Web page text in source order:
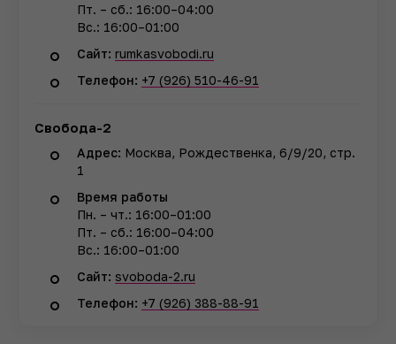
Пт. – сб.: 16:00–04:00
Вс.: 16:00–01:00
Сайт: rumkasvobodi.ru
Телефон: +7 (926) 510-46-91
Свобода-2
Адрес: Москва, Рождественка, 6/9/20, стр.
1
Время работы
Пн. – чт.: 16:00–01:00
Пт. – сб.: 16:00–04:00
Вс.: 16:00–01:00
Сайт: svoboda-2.ru
Телефон: +7 (926) 388-88-91